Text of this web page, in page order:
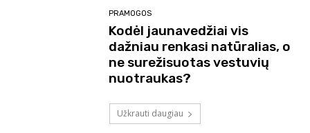
PRAMOGOS
Kodėl jaunavedžiai vis
dažniau renkasi natūralias, o
ne surežisuotas vestuvių
nuotraukas?
Užkrauti daugiau